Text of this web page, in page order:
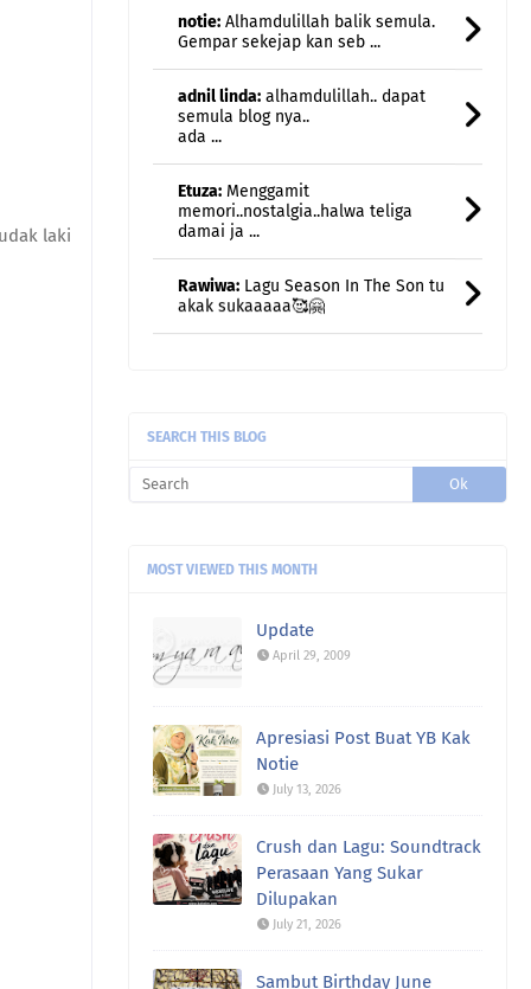
laki
ada ...
memori..nostalgia..halwa teliga
damai ja ...
akak sukaaaaa🥰🤗
Oh
banyaaaaaaak kalau ini 🤣🤣🤣.
fanny Nila (dcatqueen.com):
ch@:sy siap beli setiap kaset
SEARCH THIS BLOG
MOST VIEWED THIS MONTH
Update
April 29, 2009
Apresiasi Post Buat YB Kak
Notie
July 13, 2026
Crush dan Lagu: Soundtrack
Perasaan Yang Sukar
Dilupakan
July 21, 2026
Sambut Birthday June